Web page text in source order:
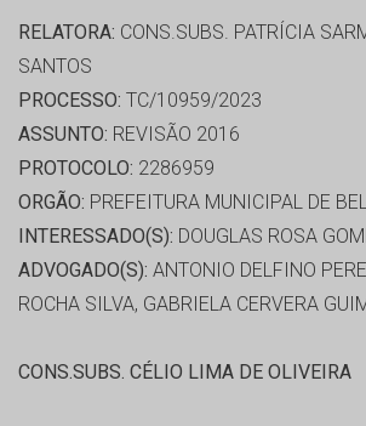
RELATORA: CONS.SUBS. PATRÍCIA
SANTOS
PROCESSO: TC/10959/2023
ASSUNTO: REVISÃO 2016
PROTOCOLO: 2286959
ORGÃO: PREFEITURA MUNICIPAL DE
INTERESSADO(S): DOUGLAS ROSA
ADVOGADO(S): ANTONIO DELFINO
ROCHA SILVA, GABRIELA CERVERA
CONS.SUBS. CÉLIO LIMA DE OLIVEIRA